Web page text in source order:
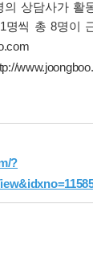
의 상담사가 활
씩 총 8명이
?